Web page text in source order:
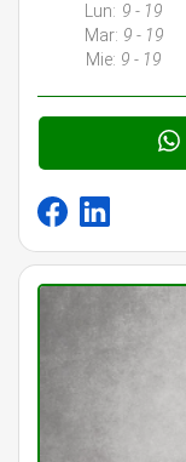
Lun: 9 - 19
Mar: 9 - 19
Mie: 9 - 19